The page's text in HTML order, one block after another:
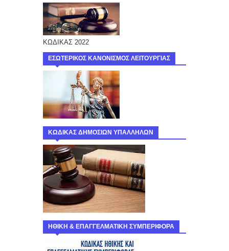
ΚΩΔΙΚΑΣ 2022
ΕΣΩΤΕΡΙΚΟΣ ΚΑΝΟΝΙΣΜΟΣ ΛΕΙΤΟΥΡΓΙΑΣ
ΚΩΔΙΚΑΣ ΔΗΜΟΣΙΩΝ ΥΠΑΛΛΗΛΩΝ
ΗΘΙΚΗ & ΕΠΑΓΓΕΛΜΑΤΙΚΗ ΣΥΜΠΕΡΙΦΟΡΑ